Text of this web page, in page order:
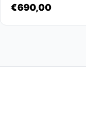
€690,00